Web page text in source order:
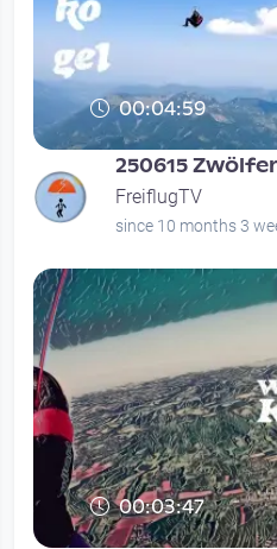
00:04:59
250615
FreiflugTV
since 10 months 3
00:03:47